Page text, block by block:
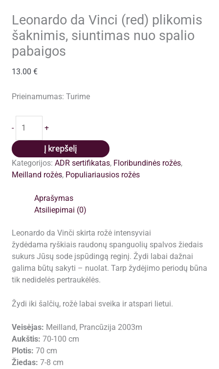
Leonardo da Vinci (red) plikomis
šaknimis, siuntimas nuo spalio
pabaigos
13.00 €
Prieinamumas: Turime
-
kiekis:
Leonardo
da
Vinci
(red)
šaknimis,
siuntimas
spalio
pabaigos
+
Į krepšelį
Kategorijos: ADR sertifikatas, Floribundinės rožės,
Meilland rožės, Populiariausios rožės
Aprašymas
Atsiliepimai (0)
Leonardo da Vinči skirta rožė intensyviai
žydėdama ryškiais raudonų spanguolių spalvos žiedais
sukurs Jūsų sode įspūdingą reginį. Žydi labai dažnai
galima būtų sakyti – nuolat. Tarp žydėjimo periodų būna
tik nedidelės pertraukėlės.
Žydi iki šalčių, rožė labai sveika ir atspari lietui.
Veisėjas: Meilland, Prancūzija 2003m
Aukštis: 70-100 cm
Plotis: 70 cm
Žiedas: 7-8 cm